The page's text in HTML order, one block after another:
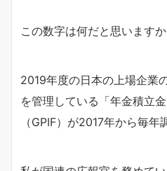
この数字は何だと思いますか
2019年度の日本の上場企業
を管理している「年金積立
（GPIF）が2017年から毎年